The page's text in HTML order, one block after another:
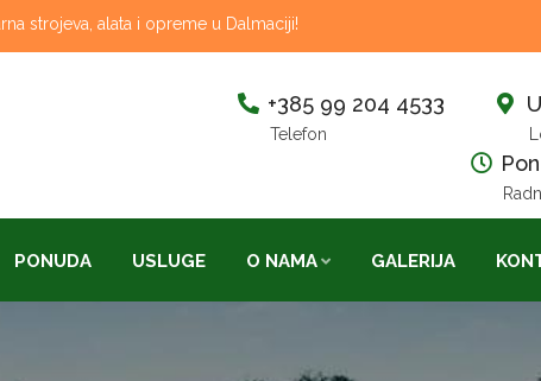
strojeva, alata i opreme u Dalmaciji!
+385 99 204 4533
Telefon
PONUDA USLUGE O NAMA GALERIJA